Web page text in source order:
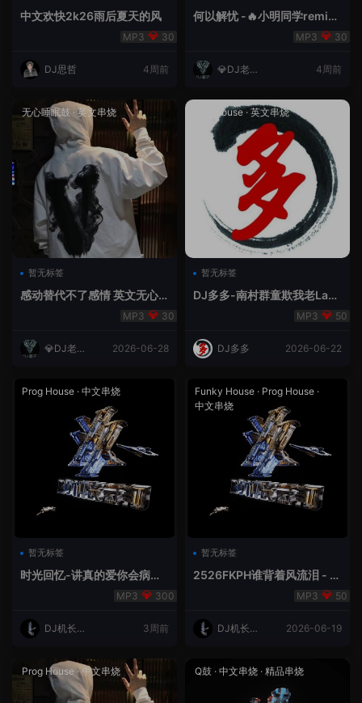
中文欢快2k26雨后夏天的风
30
DJ思哲 4周前
何以解忧 -🔥小明同学remix
30
💎DJ老王
4周前
无心睡眠鼓 ·英文串烧
暂无标签
感动替代不了感情 英文无心
睡眠睡-小明同学remix
30
💎DJ老王
2026-06-28
Lak House· 英文串烧
暂无标签
DJ多多-南村群童欺我老Lak
50
DJ多多 2026-06-22
Prog House · 中文串烧
暂无标签
时光回忆-讲真的爱你会病变
300
DJ机长云
3周前
Funky House · Prog House ·
中文串烧
暂无标签
2526FKPH谁背着风流泪 - D
50
DJ机长云
2026-06-19
Prog House ·中文串烧 Q鼓 · 中文串烧 · 精品串烧